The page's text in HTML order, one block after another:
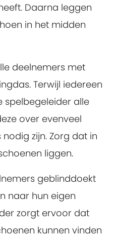
Daarna leggen
in het midden
deelnemers met
Terwijl iedereen
spelbegeleider alle
over evenveel
zijn. Zorg dat in
liggen.
geblinddoekt
naar hun eigen
zorgt ervoor dat
kunnen vinden